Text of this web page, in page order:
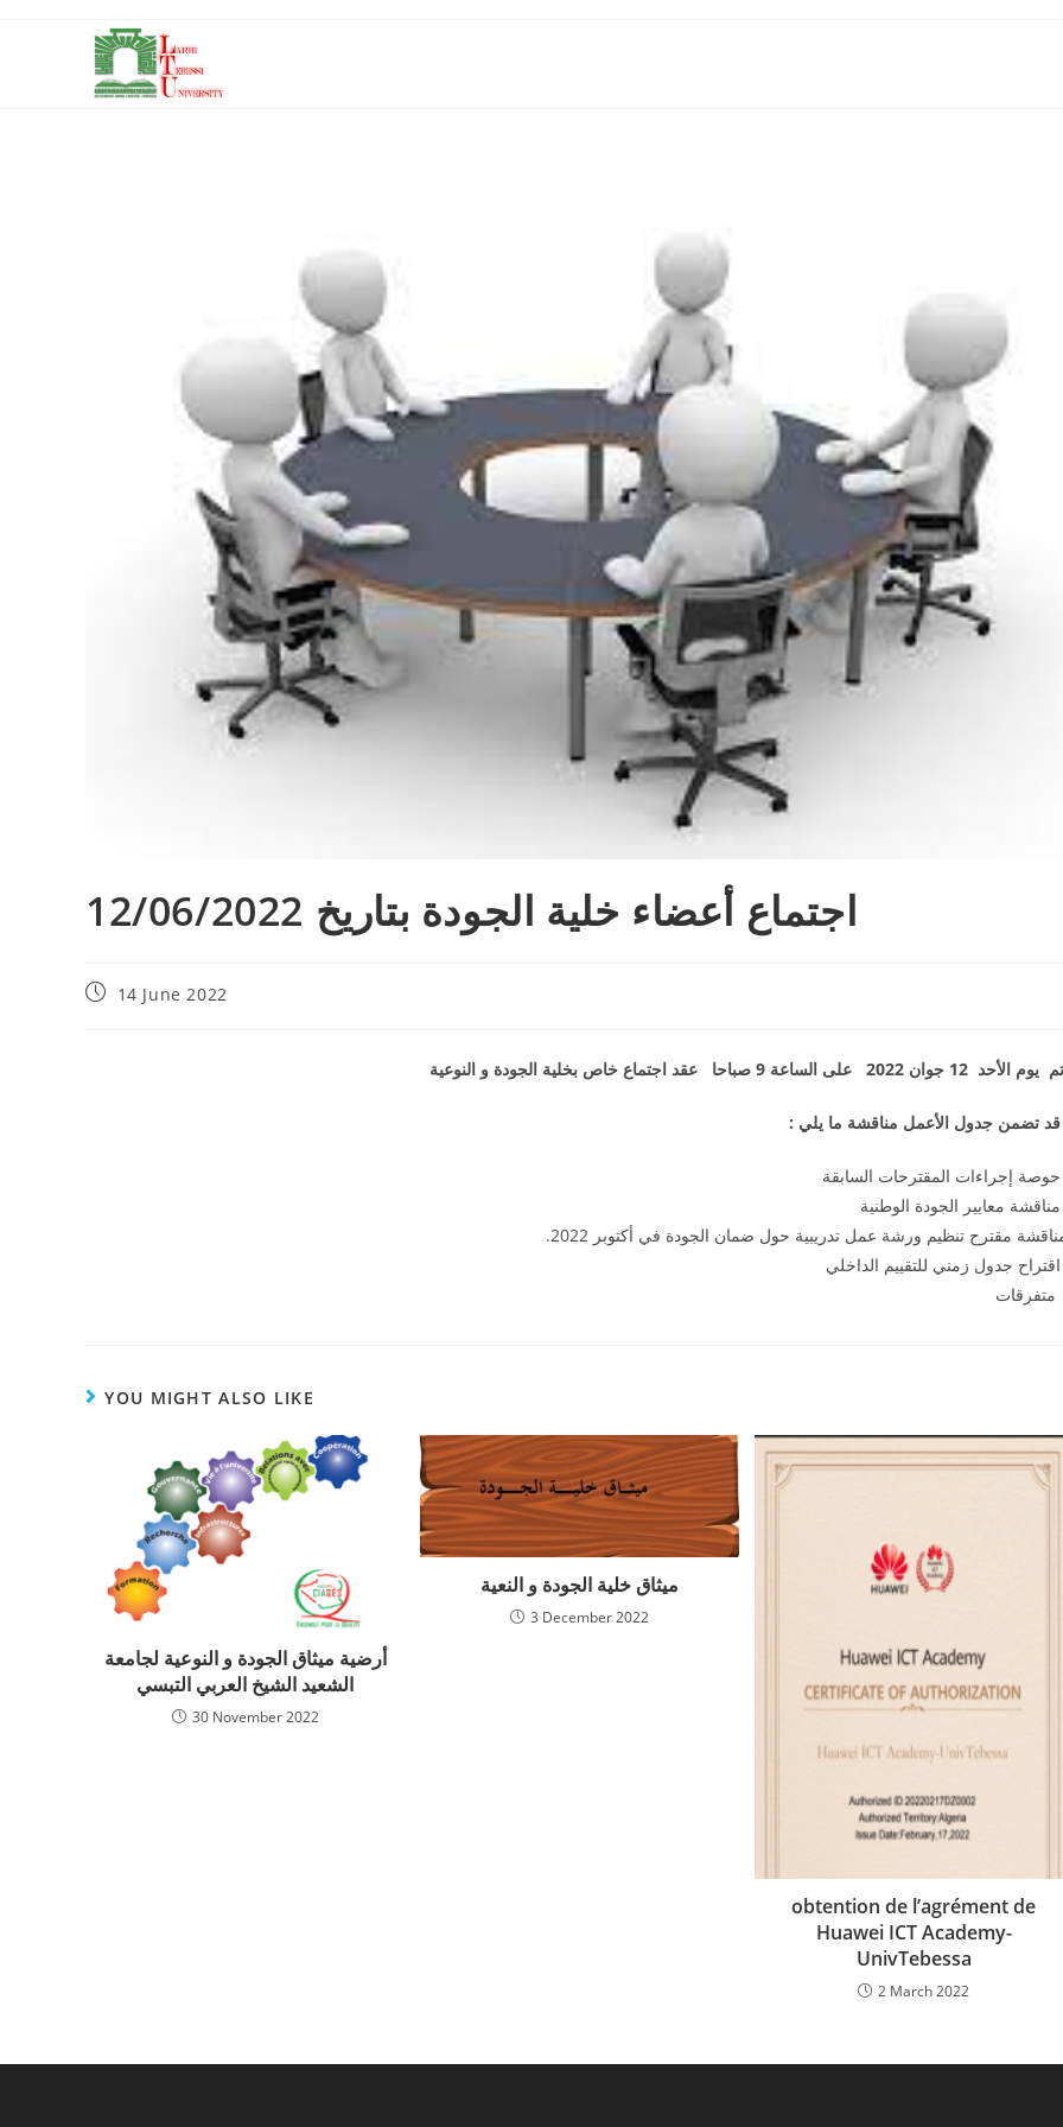
اجتماع أعضاء خلية الجودة بتاريخ 12/06/2022
14 June 2022
قد تضمن جدول الأعمل مناقشة ما يلي
YOU MIGHT ALSO LIKE
أرضية ميثاق الجودة و النوعية لجامعة
الشعيد الشيخ العربي التبسي
30 November 2022
ميثاق خلية الجودة و النعية
3 December 2022
obtention de l’agrément de
Huawei ICT Academy-
UnivTebessa
2 March 2022